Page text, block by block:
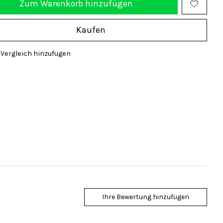
Zum Warenkorb hinzufügen
Kaufen
hinzufügen
Ihre Bewertung hinzufügen